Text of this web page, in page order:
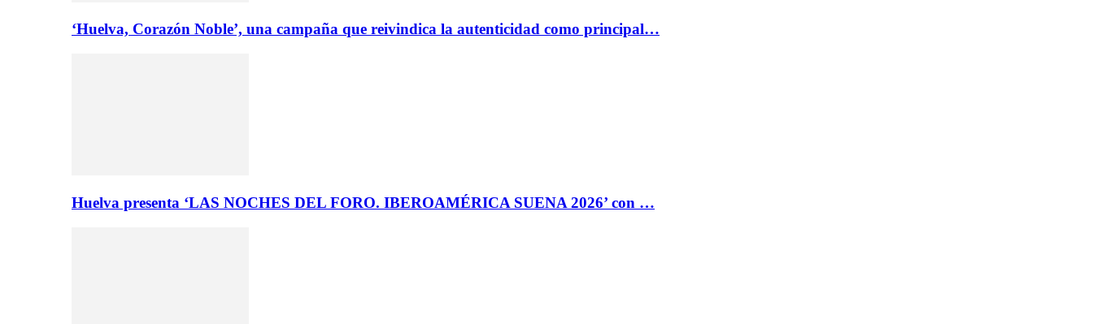
‘Huelva, Corazón Noble’, una campaña que reivindica la autenticidad como principal…
Huelva presenta ‘LAS NOCHES DEL FORO. IBEROAMÉRICA SUENA 2026’ con …